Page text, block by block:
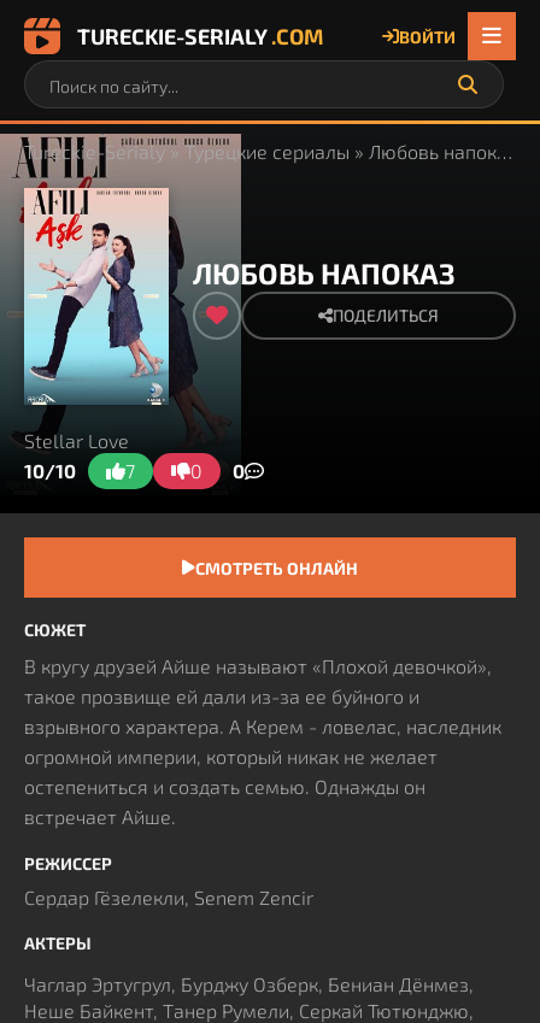
TURECKIE-SERIALY.COM ВОЙТИ
Tureckie-Serialy» Турецкие сериалы » Любовь напоказ
ЛЮБОВЬ НАПОКАЗ
ПОДЕЛИТЬСЯ
Stellar Love
10/10
7 0 0
СМОТРЕТЬ ОНЛАЙН
СЮЖЕТ
В кругу друзей Айше называют «Плохой девочкой»,
такое прозвище ей дали из-за ее буйного и
взрывного характера. А Керем - ловелас, наследник
огромной империи, который никак не желает
остепениться и создать семью. Однажды он
встречает Айше.
РЕЖИССЕР
Сердар Гёзелекли, Senem Zencir
АКТЕРЫ
Чаглар Эртугрул, Бурджу Озберк, Бениан Дёнмез,
Неше Байкент, Танер Румели, Серкай Тютюнджю,